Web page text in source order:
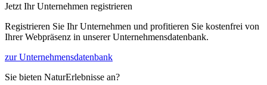
Jetzt Ihr Unternehmen registrieren
Registrieren Sie Ihr Unternehmen und profitieren Sie kostenfrei von
Ihrer Webpräsenz in unserer Unternehmensdatenbank.
zur Unternehmensdatenbank
Sie bieten NaturErlebnisse an?